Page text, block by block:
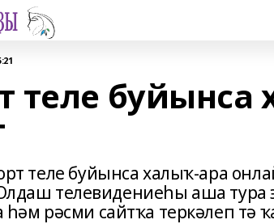
теле буйынса
теле буйынса халыҡ-ара
телевидениеһы аша тура
һәм рәсми сайтҡа теркәлеп тә